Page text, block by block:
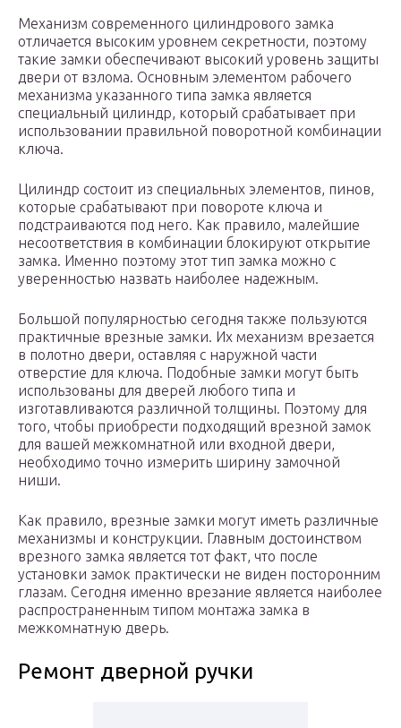
Механизм современного цилиндрового замка
отличается высоким уровнем секретности, поэтому
такие замки обеспечивают высокий уровень защиты
двери от взлома. Основным элементом рабочего
механизма указанного типа замка является
специальный цилиндр, который срабатывает при
использовании правильной поворотной комбинации
ключа.
Цилиндр состоит из специальных элементов, пинов,
которые срабатывают при повороте ключа и
подстраиваются под него. Как правило, малейшие
несоответствия в комбинации блокируют открытие
замка. Именно поэтому этот тип замка можно с
уверенностью назвать наиболее надежным.
Большой популярностью сегодня также пользуются
практичные врезные замки. Их механизм врезается
в полотно двери, оставляя с наружной части
отверстие для ключа. Подобные замки могут быть
использованы для дверей любого типа и
изготавливаются различной толщины. Поэтому для
того, чтобы приобрести подходящий врезной замок
для вашей межкомнатной или входной двери,
необходимо точно измерить ширину замочной
ниши.
Как правило, врезные замки могут иметь различные
механизмы и конструкции. Главным достоинством
врезного замка является тот факт, что после
установки замок практически не виден посторонним
глазам. Сегодня именно врезание является наиболее
распространенным типом монтажа замка в
межкомнатную дверь.
Ремонт дверной ручки